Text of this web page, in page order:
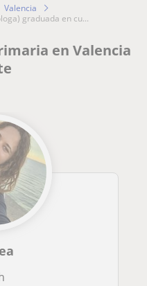
Valencia
graduada en cu...
en Valencia